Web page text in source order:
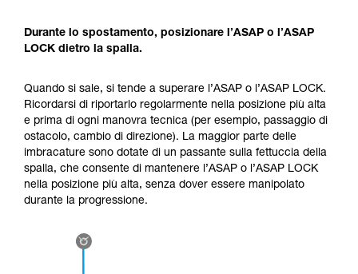
Durante lo spostamento, posizionare l’ASAP o l’ASAP
LOCK dietro la spalla.
Quando si sale, si tende a superare l’ASAP o l’ASAP LOCK.
Ricordarsi di riportarlo regolarmente nella posizione più alta
e prima di ogni manovra tecnica (per esempio, passaggio di
ostacolo, cambio di direzione). La maggior parte delle
imbracature sono dotate di un passante sulla fettuccia della
spalla, che consente di mantenere l’ASAP o l’ASAP LOCK
nella posizione più alta, senza dover essere manipolato
durante la progressione.